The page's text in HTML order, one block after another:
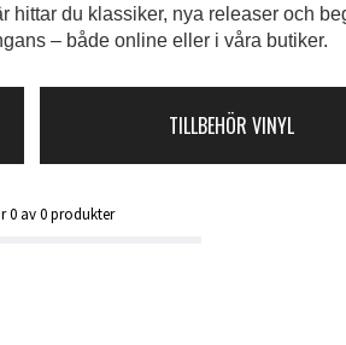
du klassiker, nya releaser och
– både online eller i våra butiker.
TILLBEHÖR VINYL
0 av0produkter